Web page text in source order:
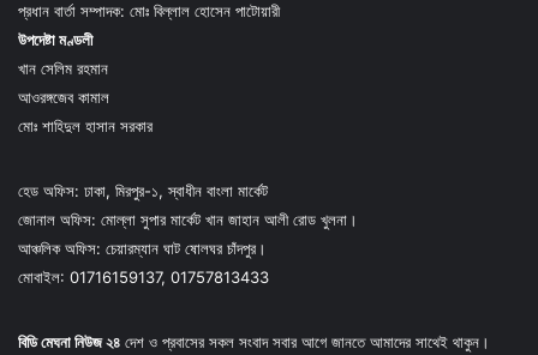
প্রধান বার্তা সম্পাদক: মোঃ বিল্লাল হোসেন পাটোয়ারী
উপদেষ্টা মণ্ডলী
খান সেলিম রহমান
আওরঙ্গজেব কামাল
মোঃ শাহিদুল হাসান সরকার
হেড অফিস: ঢাকা, মিরপুর-১, স্বাধীন বাংলা মার্কেট
জোনাল অফিস: মোল্লা সুপার মার্কেট খান জাহান আলী রোড খুলনা।
আঞ্চলিক অফিস: চেয়ারম্যান ঘাট ষোলঘর চাঁদপুর।
মোবাইল: 01716159137, 01757813433
বিডি মেঘনা নিউজ ২৪ দেশ ও প্রবাসের সকল সংবাদ সবার আগে জানতে আমাদের সাথেই থাকুন।